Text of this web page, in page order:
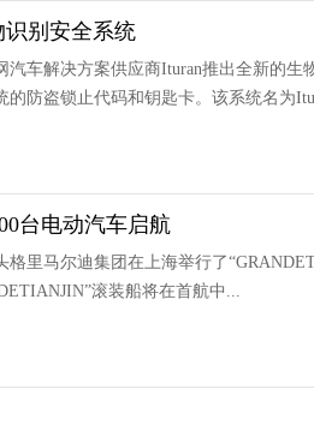
识别安全系统
车解决方案供应商Ituran推出全新的生
防盗锁止代码和钥匙卡。该系统名为
台电动汽车启航
里马尔迪集团在上海举行了
滚装船将在首航中...